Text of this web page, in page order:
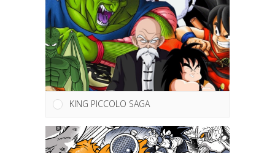
KING PICCOLO SAGA